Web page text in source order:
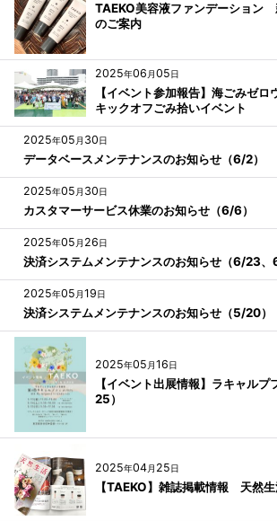
TAEKO美容液ファンデーション
のご案内
2025年06 月05日
【イベント参加報告】海ごみゼ
キックオフごみ拾いイベント
2025年05 月 30日
データベースメンテナンスのお知らせ（6/2）
2025年05 月 30日
カスタマーサービス休業のお知らせ（6/6）
2025年05 月 26日
決済システムメンテナンスのお知らせ（6/23、
2025年05 月19日
決済システムメンテナンスのお知らせ（5/20）
2025年05月 16 日
【イベント出展情報】ラキャル
25）
2025年04月 25日
【TAEKO】雑誌掲載情報 天然